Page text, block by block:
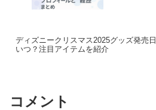
ディズニークリスマス2025グッズ発売日
いつ？注目アイテムを紹介
コメント